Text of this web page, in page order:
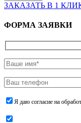
ЗАКАЗАТЬ В 1
ФОРМА ЗАЯВКИ
Я даю согласие на